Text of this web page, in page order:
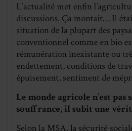
L’actualité met enfin
discussions. Ça montait… Il
situation de la plupart des
conventionnel comme en bio
rémunération inexistante ou
endettement, conditions de
épuisement, sentiment de
Le monde agricole n’est pas
souffrance, il subit une
Selon la MSA, la sécurité